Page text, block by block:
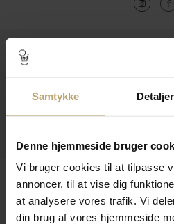
Samtykke Detaljer
Denne hjemmeside bruger
Vi bruger cookies til at tilpasse
annoncer, til at vise dig
at analysere vores trafik. Vi
din brug af vores hjemmeside
Kontakt
Leveringsmuligheder